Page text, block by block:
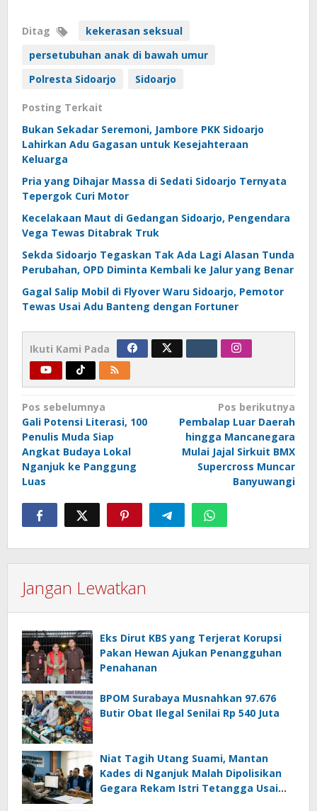
Ditag
kekerasan seksual
persetubuhan anak di bawah umur
Polresta Sidoarjo
Sidoarjo
Posting Terkait
Bukan Sekadar Seremoni, Jambore PKK Sidoarjo
Lahirkan Adu Gagasan untuk Kesejahteraan
Keluarga
Pria yang Dihajar Massa di Sedati Sidoarjo Ternyata
Tepergok Curi Motor
Kecelakaan Maut di Gedangan Sidoarjo, Pengendara
Vega Tewas Ditabrak Truk
Sekda Sidoarjo Tegaskan Tak Ada Lagi Alasan Tunda
Perubahan, OPD Diminta Kembali ke Jalur yang Benar
Gagal Salip Mobil di Flyover Waru Sidoarjo, Pemotor
Tewas Usai Adu Banteng dengan Fortuner
Ikuti Kami Pada
Navigasi
pos
Pos sebelumnya
Gali Potensi Literasi, 100
Penulis Muda Siap
Angkat Budaya Lokal
Nganjuk ke Panggung
Luas
Pos berikutnya
Pembalap Luar Daerah
hingga Mancanegara
Mulai Jajal Sirkuit BMX
Supercross Muncar
Banyuwangi
Jangan Lewatkan
Eks Dirut KBS yang Terjerat Korupsi
Pakan Hewan Ajukan Penangguhan
Penahanan
BPOM Surabaya Musnahkan 97.676
Butir Obat Ilegal Senilai Rp 540 Juta
Niat Tagih Utang Suami, Mantan
Kades di Nganjuk Malah Dipolisikan
Gegara Rekam Istri Tetangga Usai